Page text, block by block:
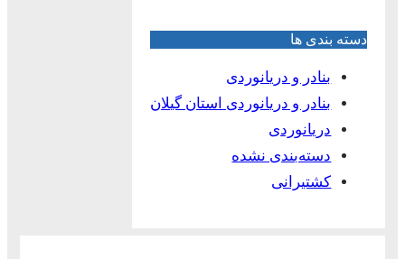
دسته بندی ها
بنادر و دریانوردی
بنادر و دریانوردی استان گیلان
دریانوردی
دسته‌بندی نشده
کشتیرانی